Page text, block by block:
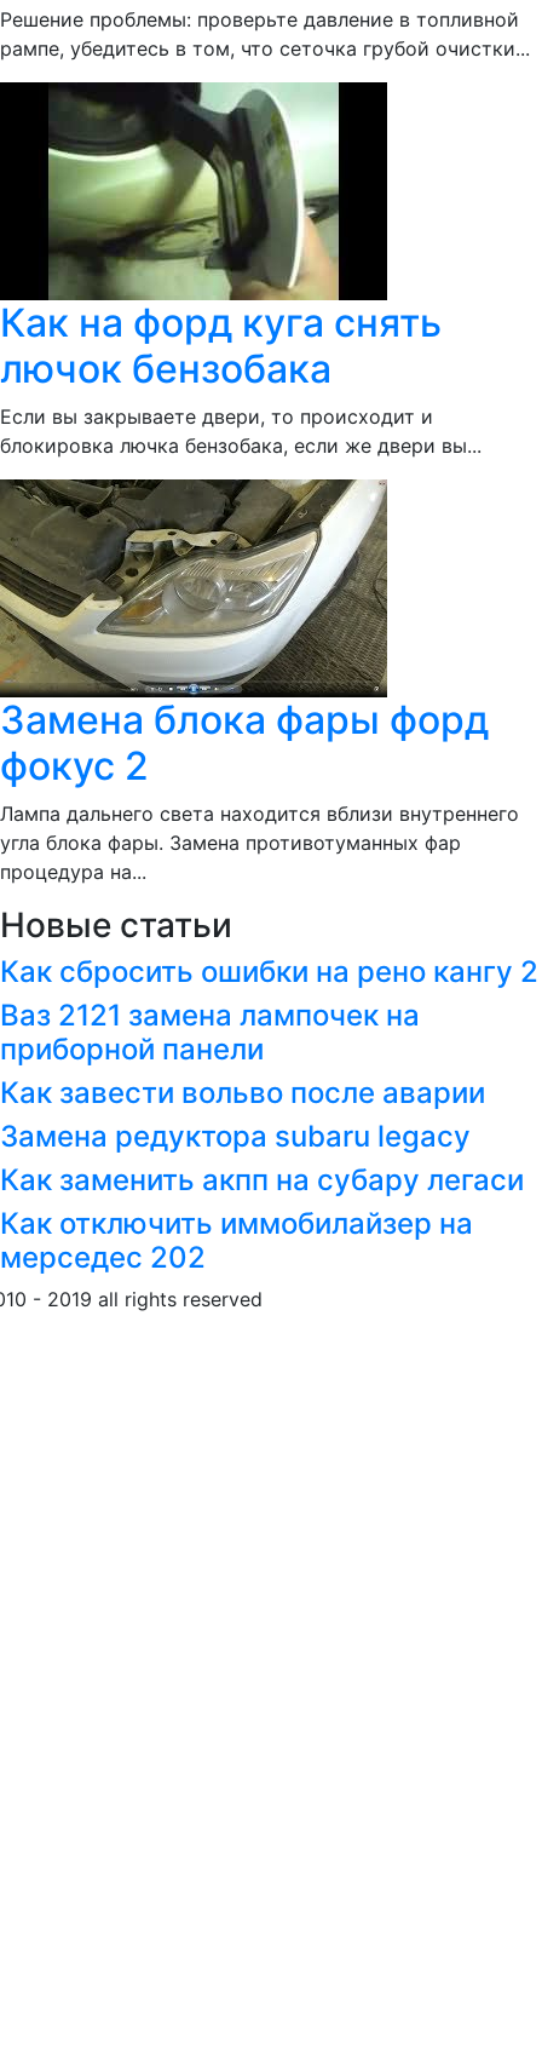
Решение проблемы: проверьте давление в топливной
рампе, убедитесь в том, что сеточка грубой очистки...
Как на форд куга снять
лючок бензобака
Если вы закрываете двери, то происходит и
блокировка лючка бензобака, если же двери вы...
Замена блока фары форд
фокус 2
Лампа дальнего света находится вблизи внутреннего
угла блока фары. Замена противотуманных фар
процедура на...
Новые статьи
Как сбросить ошибки на рено кангу 2
Ваз 2121 замена лампочек на
приборной панели
Как завести вольво после аварии
Замена редуктора subaru legacy
Как заменить акпп на субару легаси
Как отключить иммобилайзер на
мерседес 202
- 2019 all rights reserved